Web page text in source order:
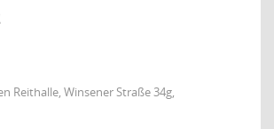
Reithalle, Winsener Straße 34g,